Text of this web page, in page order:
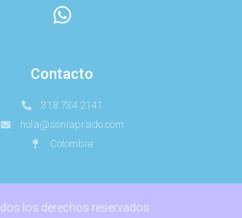
Contacto
318 734 2141
hola@soniaprado.com
Colombia
los derechos reservados